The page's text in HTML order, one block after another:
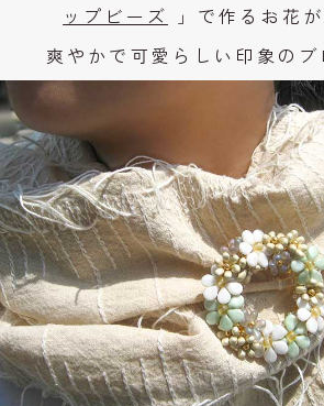
ップビーズ
」で作るお花
爽やかで可愛らしい印象のブ